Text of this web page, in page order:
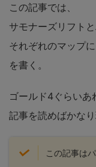
この記事では、
サモナーズリフト
それぞれのマップ
を書く。
ゴールド4ぐらいあ
記事を読めばかな
この記事は